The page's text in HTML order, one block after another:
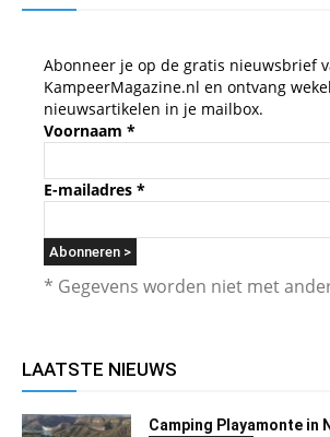
Abonneer je op de gratis nieuwsbrief
KampeerMagazine.nl en ontvang
nieuwsartikelen in je mailbox.
Voornaam *
E-mailadres *
* Gegevens worden niet met
LAATSTE NIEUWS
Camping Playamonte in